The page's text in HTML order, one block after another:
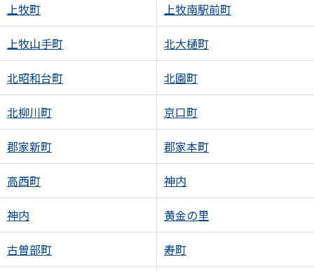
上牧町 上牧南駅前町
上牧山手町 北大樋町
北昭和台町 北園町
北柳川町 京口町
郡家新町 郡家本町
高西町 神内
神内 黄金の里
古曽部町 寿町